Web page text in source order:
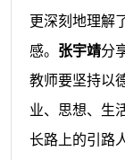
更深刻地理解
感。 张宇靖分
教师要坚持以
业、思想、生
长路上的引路